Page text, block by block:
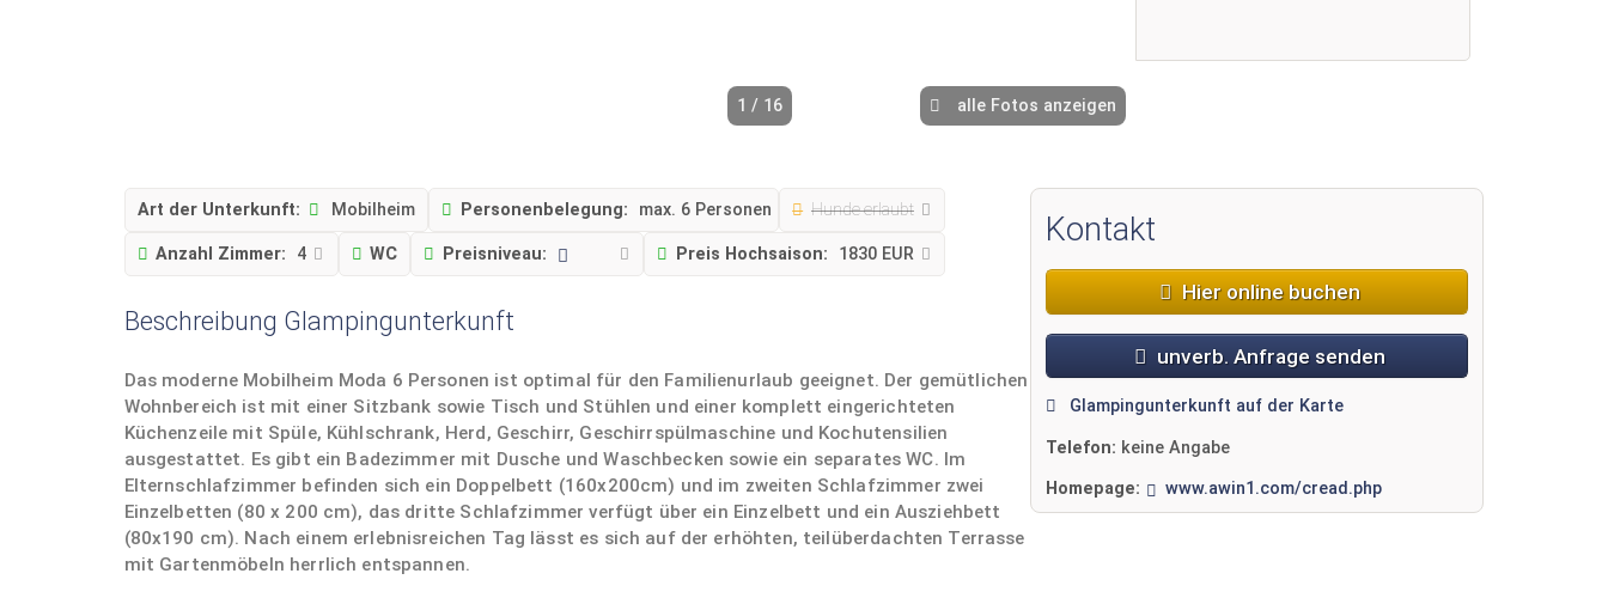
1 / 16 alle Fotos anzeigen
Art der Unterkunft: Mobilheim Personenbelegung: max. 6 Personen Hunde erlaubt
Anzahl Zimmer: 4 WC Preisniveau: Preis Hochsaison: 1830 EUR
Beschreibung Glampingunterkunft
Das moderne Mobilheim Moda 6 Personen ist optimal für den Familienurlaub geeignet. Der gemütlichen
Wohnbereich ist mit einer Sitzbank sowie Tisch und Stühlen und einer komplett eingerichteten
Küchenzeile mit Spüle, Kühlschrank, Herd, Geschirr, Geschirrspülmaschine und Kochutensilien
ausgestattet. Es gibt ein Badezimmer mit Dusche und Waschbecken sowie ein separates WC. Im
Elternschlafzimmer befinden sich ein Doppelbett (160x200cm) und im zweiten Schlafzimmer zwei
Einzelbetten (80 x 200 cm), das dritte Schlafzimmer verfügt über ein Einzelbett und ein Ausziehbett
(80x190 cm). Nach einem erlebnisreichen Tag lässt es sich auf der erhöhten, teilüberdachten Terrasse
mit Gartenmöbeln herrlich entspannen.
Kontakt
Hier online buchen
unverb. Anfrage senden
Glampingunterkunft auf der Karte
Telefon: keine Angabe
Homepage: www.awin1.com/cread.php